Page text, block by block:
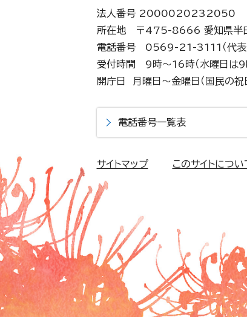
法人番号 2000020232050
所在地 〒475-8666 愛知県半
電話番号 0569-21-3111（代表
受付時間 9時～16時（水曜日は9
開庁日 月曜日～金曜日（国民の
電話番号一覧表
サイトマップ このサイトについ